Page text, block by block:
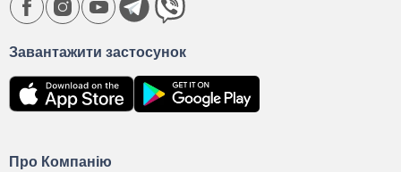
Про Компанію
Завантажити застосунок